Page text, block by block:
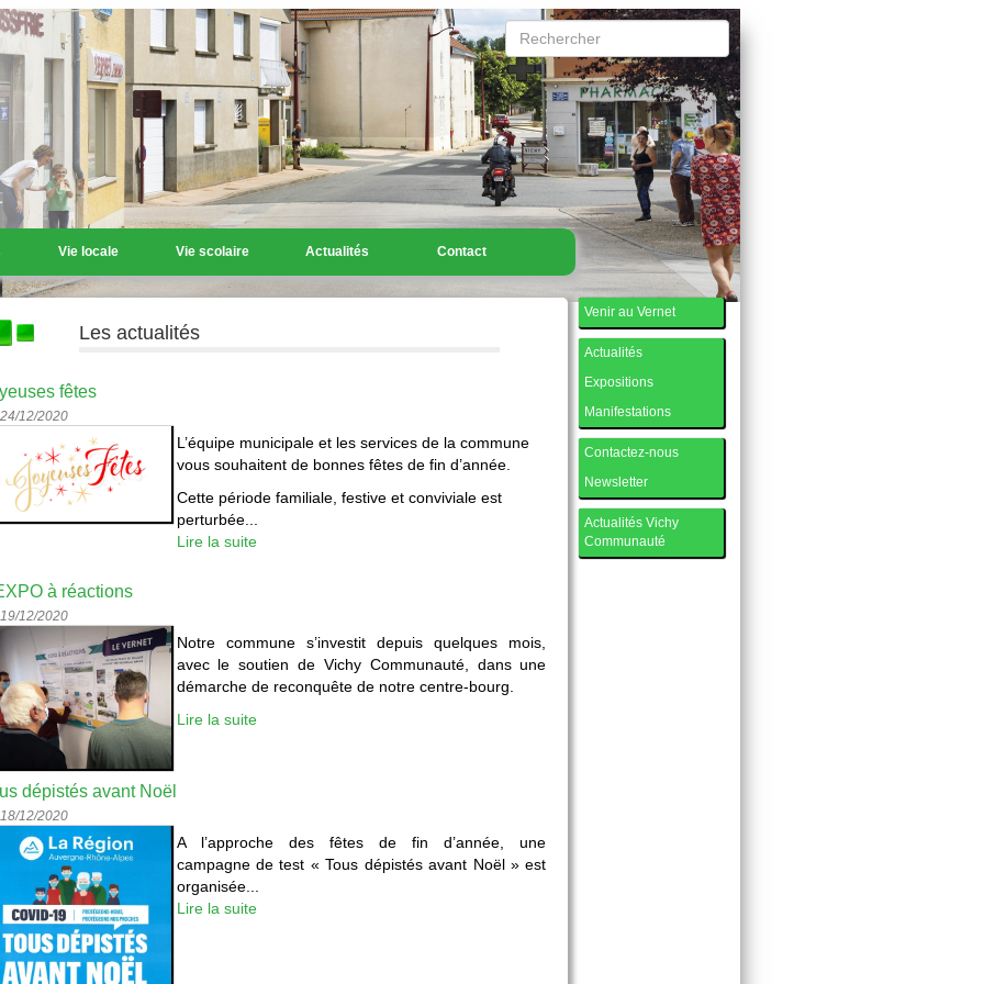
Vie locale Vie scolaire Actualités Contact
Les actualités
fêtes
12/2020
L’équipe municipale et les services de la commune
vous souhaitent de bonnes fêtes de fin d’année.
Cette période familiale, festive et conviviale est
perturbée...
Lire la suite
à réactions
12/2020
Notre commune s’investit depuis quelques mois,
avec le soutien de Vichy Communauté, dans une
démarche de reconquête de notre centre-bourg.
Lire la suite
dépistés avant Noël
12/2020
A l’approche des fêtes de fin d’année, une
campagne de test « Tous dépistés avant Noël » est
organisée...
Lire la suite
Venir au Vernet
Actualités
Expositions
Manifestations
Contactez-nous
Newsletter
Actualités Vichy
Communauté